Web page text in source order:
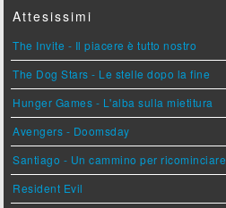
Attesissimi
The Invite - Il piacere è tutto nostro
The Dog Stars - Le stelle dopo la fine
Hunger Games - L'alba sulla mietitura
Avengers - Doomsday
Santiago - Un cammino per ricominciare
Resident Evil